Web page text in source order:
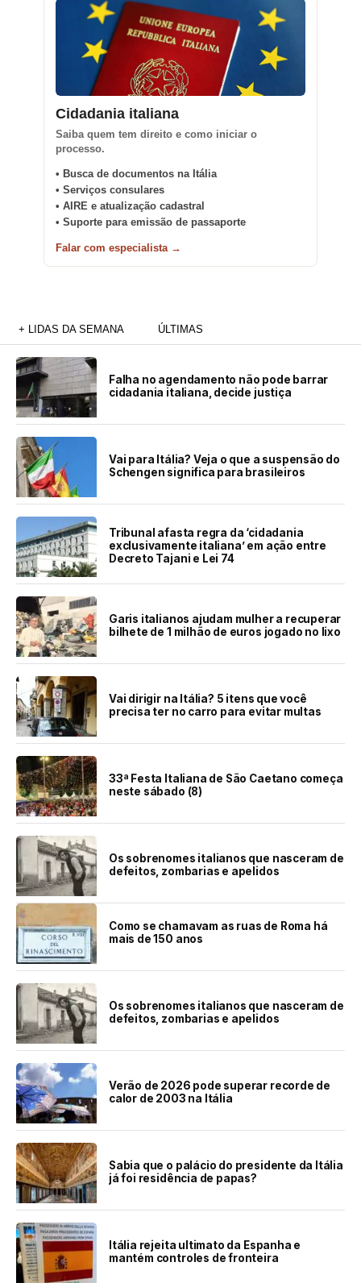
Cidadania italiana
Saiba quem tem direito e como iniciar o
processo.
• Busca de documentos na Itália
• Serviços consulares
• AIRE e atualização cadastral
• Suporte para emissão de passaporte
Falar com especialista →
+ LIDAS DA SEMANA ÚLTIMAS
Falha no agendamento não pode barrar
cidadania italiana, decide justiça
Vai para Itália? Veja o que a suspensão do
Schengen significa para brasileiros
Tribunal afasta regra da ‘cidadania
exclusivamente italiana’ em ação entre
Decreto Tajani e Lei 74
Garis italianos ajudam mulher a recuperar
bilhete de 1 milhão de euros jogado no lixo
Vai dirigir na Itália? 5 itens que você
precisa ter no carro para evitar multas
33ª Festa Italiana de São Caetano começa
neste sábado (8)
Os sobrenomes italianos que nasceram de
defeitos, zombarias e apelidos
Como se chamavam as ruas de Roma há
mais de 150 anos
Os sobrenomes italianos que nasceram de
defeitos, zombarias e apelidos
Verão de 2026 pode superar recorde de
calor de 2003 na Itália
Sabia que o palácio do presidente da Itália
já foi residência de papas?
Itália rejeita ultimato da Espanha e
mantém controles de fronteira